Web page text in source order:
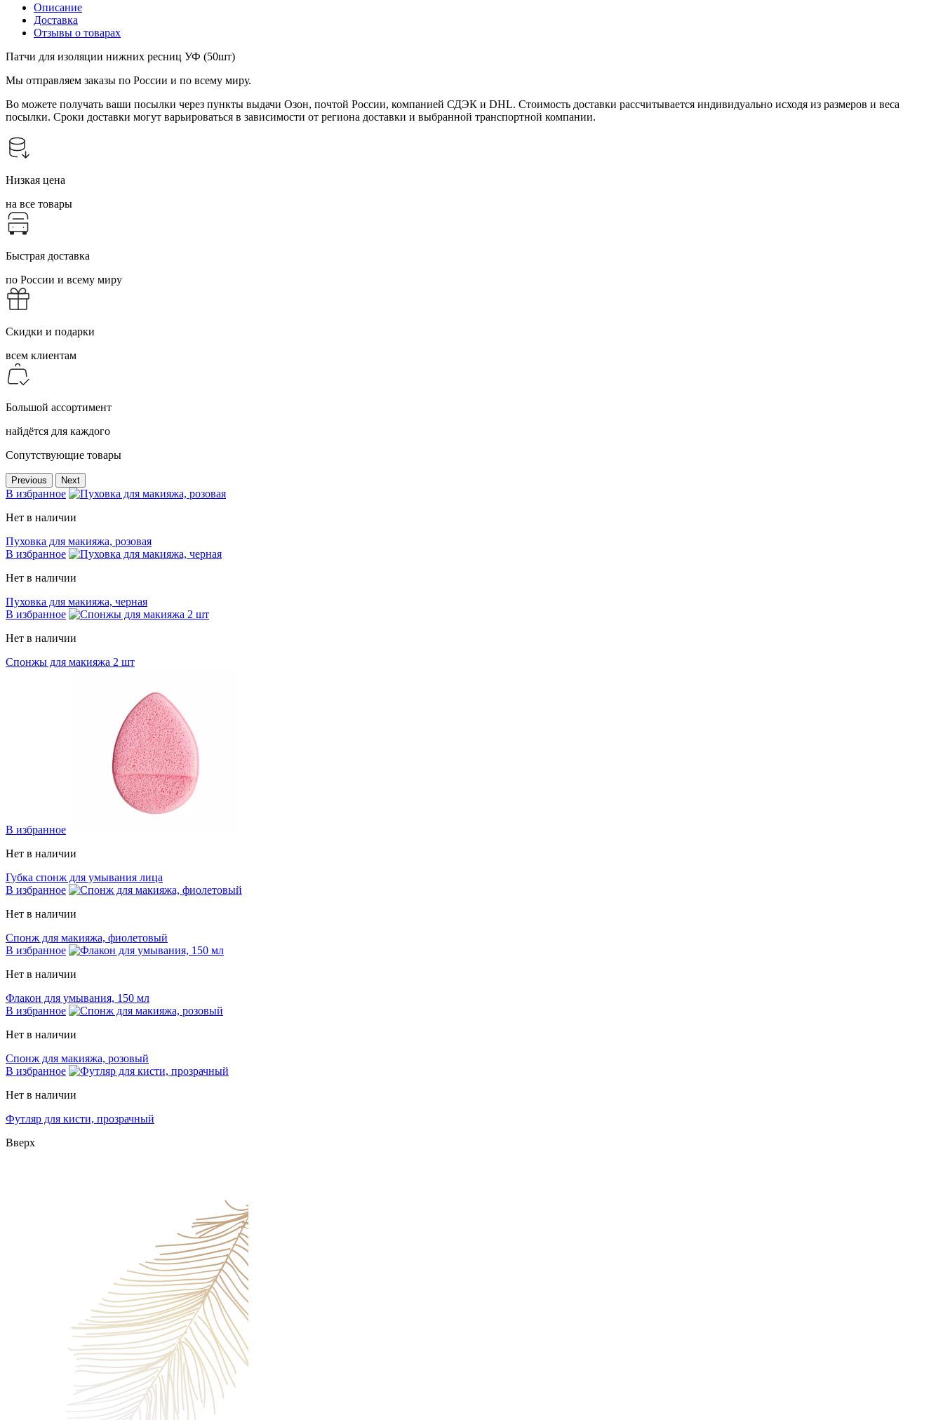
Описание
Доставка
Отзывы о товарах
Патчи для изоляции нижних ресниц УФ (50шт)
Мы отправляем заказы по России и по всему миру.
Во можете получать ваши посылки через пункты выдачи Озон, почтой России, компанией СДЭК и DHL. Стоимость доставки рассчитывается индивидуально исходя из размеров и веса
посылки. Сроки доставки могут варьироваться в зависимости от региона доставки и выбранной транспортной компании.
Низкая цена
на все товары
Быстрая доставка
по России и всему миру
Скидки и подарки
всем клиентам
Большой ассортимент
найдётся для каждого
Сопутствующие товары
Previous Next
В избранное
Нет в наличии
Пуховка для макияжа, розовая
В избранное
Нет в наличии
Пуховка для макияжа, черная
В избранное
Нет в наличии
Спонжы для макияжа 2 шт
В избранное
Нет в наличии
Губка спонж для умывания лица
В избранное
Нет в наличии
Спонж для макияжа, фиолетовый
В избранное
Нет в наличии
Флакон для умывания, 150 мл
В избранное
Нет в наличии
Спонж для макияжа, розовый
В избранное
Нет в наличии
Футляр для кисти, прозрачный
Вверх